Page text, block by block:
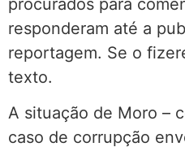
procurados para
responderam até a
reportagem. Se o
texto.
A situação de Moro –
caso de corrupção